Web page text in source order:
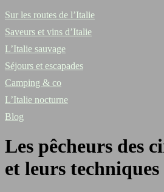
Sur les routes de l’Italie
Saveurs et vins d’Italie
L’Italie sauvage
Séjours et escapades
Camping & co
L’Italie nocturne
Blog
Les pêcheurs des
et leurs techniques